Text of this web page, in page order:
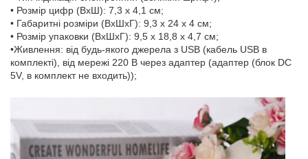
• Розмір цифр (ВхШ): 7,3 х 4,1 см;
• Габаритні розміри (ВхШхГ): 9,3 х 24 х 4 см;
• Розмір упаковки (ВхШхГ): 9,5 х 18,8 х 4,7 см;
•Живлення: від будь-якого джерела з USB (кабель USB в
комплекті), від мережі 220 В через адаптер (адаптер (блок DC
5V, в комплект не входить));